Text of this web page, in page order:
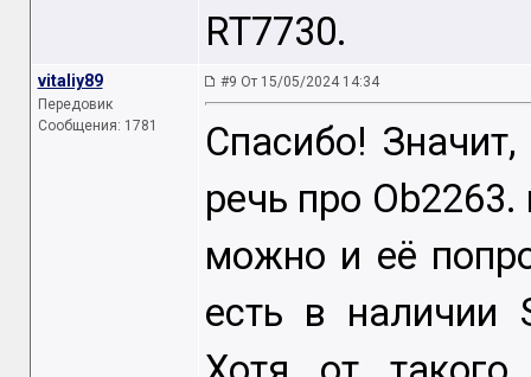
RT7730.
vitaliy89
Передовик
Сообщения: 1781
#9 От 15/05/2024 14:34
Спасибо!
речь про
можно и её
есть в